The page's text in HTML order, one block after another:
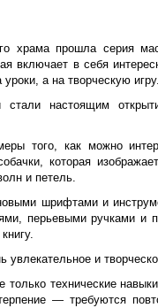
храма прошла серия
включает в себя
а на творческую игру.
стали настоящим
того, как можно
которая
и петель.
шрифтами и
перьевыми ручками и
и
только технические
— требуются